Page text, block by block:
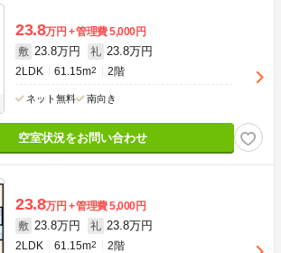
23.8万円 管理費5,000円
敷 23.8万円 礼 23.8万円
2LDK 61.15m2 2階
ネット無料 南向き
空室状況をお問い合わせ
23.8万円 管理費5,000円
敷 23.8万円 礼 23.8万円
2LDK 61.15m2 2階